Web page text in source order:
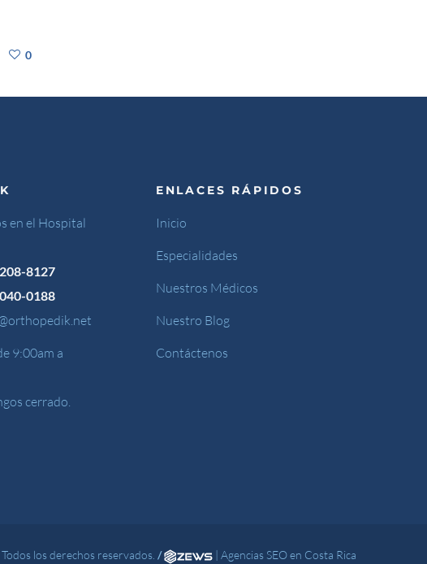
0
en el Hospital
8127
0188
9:00am a
cerrado.
ENLACES RÁPIDOS
Inicio
Especialidades
Nuestros Médicos
Nuestro Blog
Contáctenos
los derechos reservados. / | Agencias SEO en Costa Rica